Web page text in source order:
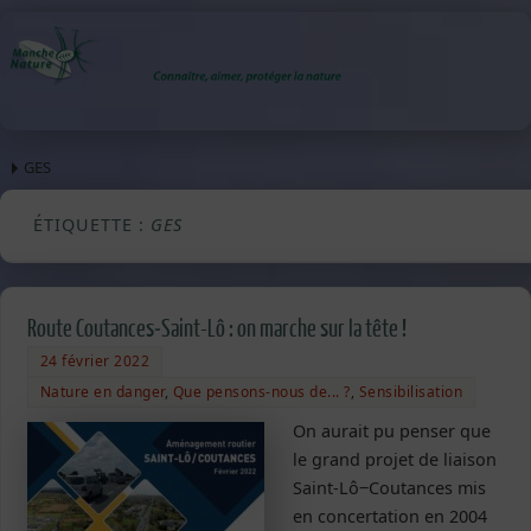
GES
ÉTIQUETTE : GES
Route Coutances‒Saint-Lô : on marche sur la tête !
24 février 2022
Nature en danger, Que pensons-nous de... ?, Sensibilisation
On aurait pu penser que
le grand projet de liaison
Saint-Lô‒Coutances mis
en concertation en 2004